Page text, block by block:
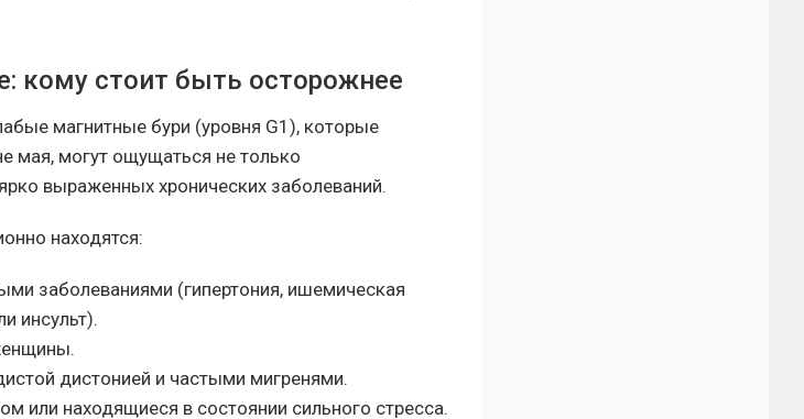
кому стоит быть осторожнее
магнитные бури (уровня G1), которые
мая, могут ощущаться не только
выраженных хронических заболеваний.
находятся:
заболеваниями (гипертония, ишемическая
инсульт).
дистонией и частыми мигренями.
или находящиеся в состоянии сильного стресса.